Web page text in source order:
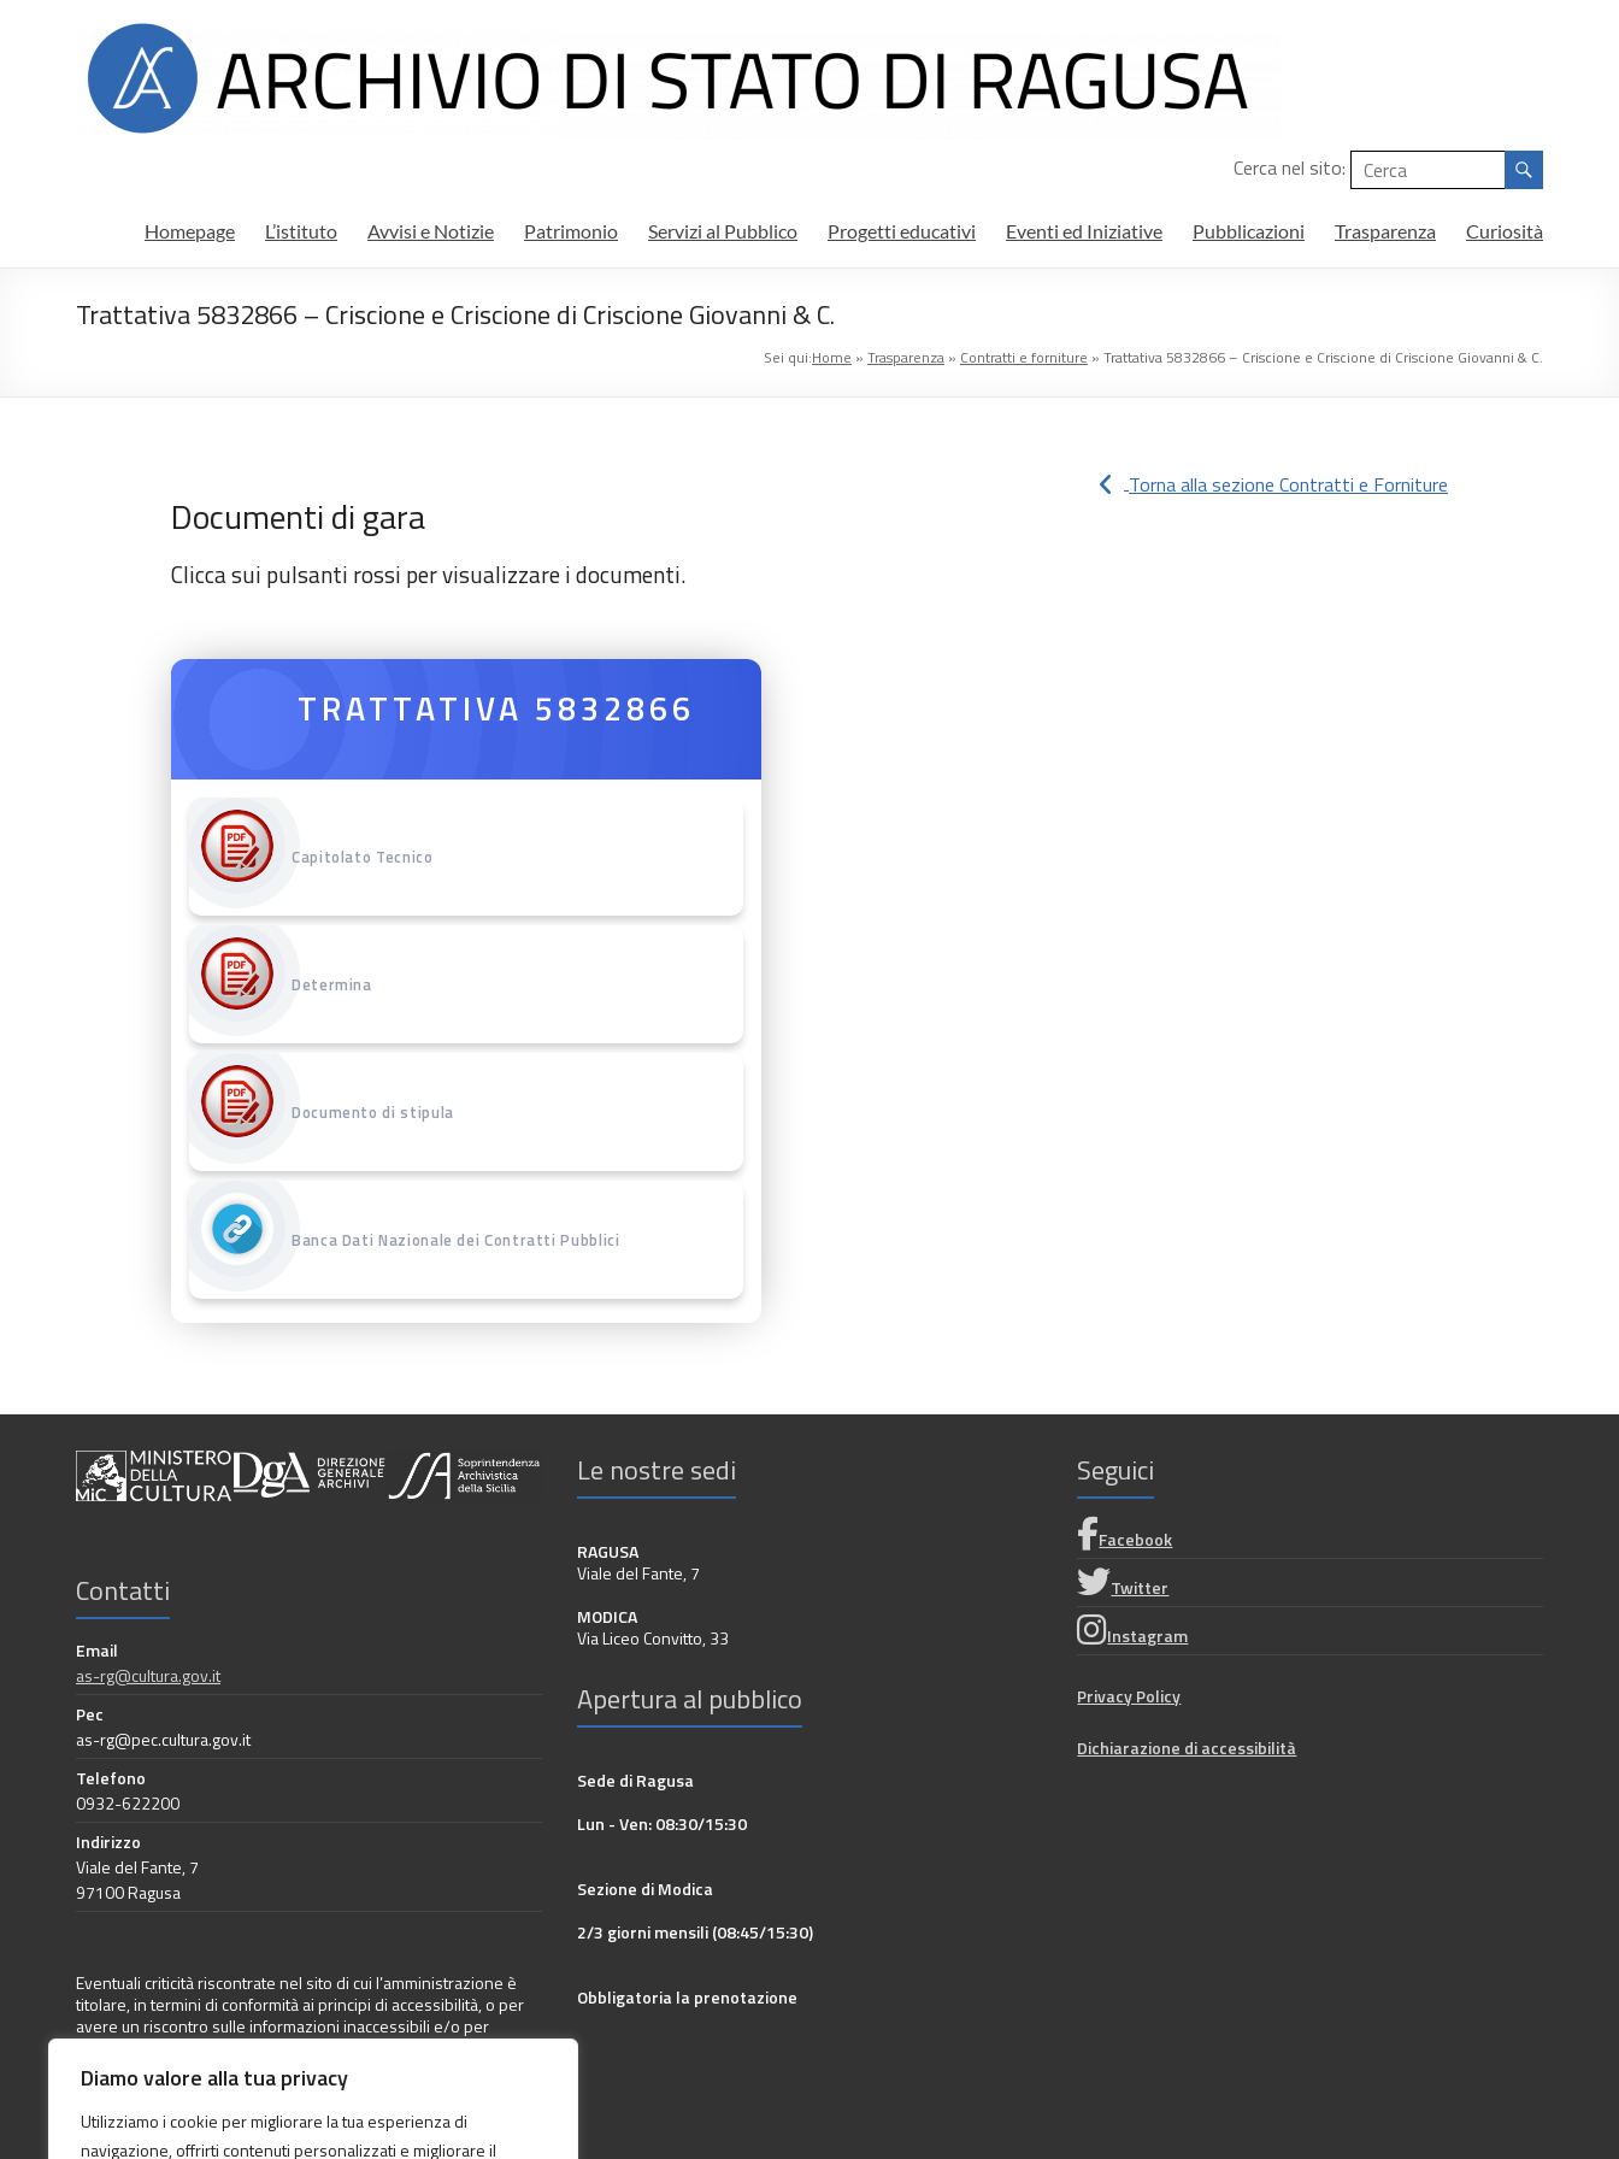
Diamo valore alla tua privacy
Utilizziamo i cookie per migliorare la tua esperienza di
navigazione, offrirti contenuti personalizzati e migliorare il
Archivio
di
stato
Ragusa
Cerca nel sito:
Homepage L’istituto Avvisi e Notizie Patrimonio Servizi al Pubblico Progetti educativi Eventi ed Iniziative Pubblicazioni Trasparenza Curiosità
Trattativa 5832866 – Criscione e Criscione di Criscione Giovanni & C.
Sei qui:Home » Trasparenza » Contratti e forniture » Trattativa 5832866 – Criscione e Criscione di Criscione Giovanni & C.
Torna alla sezione Contratti e Forniture
Documenti di gara
Clicca sui pulsanti rossi per visualizzare i documenti.
TRATTATIVA 5832866
Capitolato Tecnico
Determina
Documento di stipula
Banca Dati Nazionale dei Contratti Pubblici
Contatti
Email
as-rg@cultura.gov.it
Pec
as-rg@pec.cultura.gov.it
Telefono
0932-622200
Indirizzo
Viale del Fante, 7
97100 Ragusa
Eventuali criticità riscontrate nel sito di cui l’amministrazione è
titolare, in termini di conformità ai principi di accessibilità, o per
avere un riscontro sulle informazioni inaccessibili e/o per
richiedere un adeguamento dei sistemi informatici a
disposizione può essere inoltrata apposita segnalazione
direttamente a questa Amministrazione (come previsto dalla
Legge 9 gennaio 2004, n. 4 aggiornata dal Decreto Legislativo 10
agosto 2018, n. 106, articolo 3-quater comma 2 lettera b)
Le nostre sedi
RAGUSA
Viale del Fante, 7
MODICA
Via Liceo Convitto, 33
Apertura al pubblico
Sede di Ragusa
Lun - Ven: 08:30/15:30
Sezione di Modica
2/3 giorni mensili (08:45/15:30)
Obbligatoria la prenotazione
Seguici
Facebook
Twitter
Instagram
Privacy Policy
Dichiarazione di accessibilità